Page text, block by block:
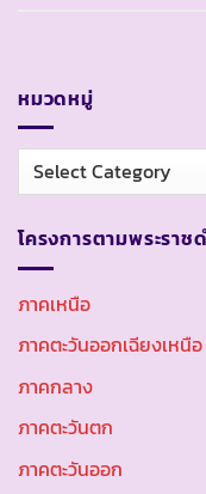
หมวดหมู่
หมวด
หมู่
โครงการตามพระราช
ภาคเหนือ
ภาคตะวันออกเฉียงเหนือ
ภาคกลาง
ภาคตะวันตก
ภาคตะวันออก